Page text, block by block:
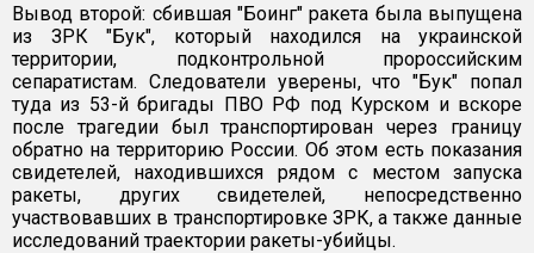
Вывод второй: сбившая "Боинг" ракета была выпущена
из ЗРК "Бук", который находился на украинской
территории, подконтрольной пророссийским
сепаратистам. Следователи уверены, что "Бук" попал
туда из 53-й бригады ПВО РФ под Курском и вскоре
после трагедии был транспортирован через границу
обратно на территорию России. Об этом есть показания
свидетелей, находившихся рядом с местом запуска
ракеты, других свидетелей, непосредственно
участвовавших в транспортировке ЗРК, а также данные
исследований траектории ракеты-убийцы.